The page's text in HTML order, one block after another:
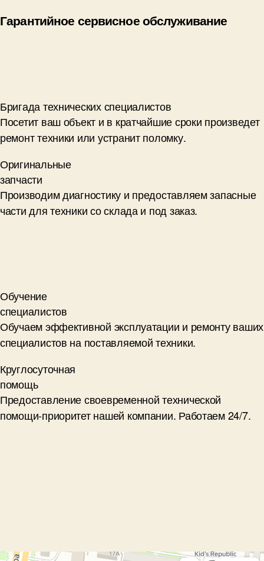
Гарантийное сервисное обслуживание
Бригада технических специалистов
Посетит ваш объект и в кратчайшие сроки произведет
ремонт техники или устранит поломку.
Оригинальные
запчасти
Производим диагностику и предоставляем запасные
части для техники со склада и под заказ.
Обучение
специалистов
Обучаем эффективной эксплуатации и ремонту ваших
специалистов на поставляемой техники.
Круглосуточная
помощь
Предоставление своевременной технической
помощи-приоритет нашей компании. Работаем 24/7.